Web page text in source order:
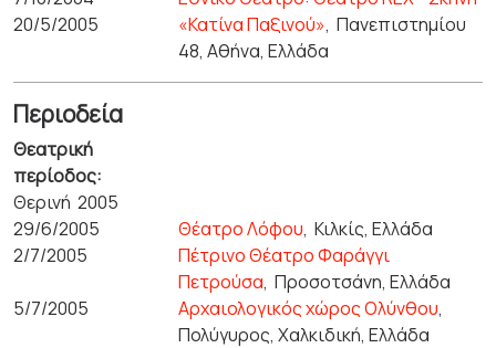
20/5/2005
«Κατίνα Παξινού»,Πανεπιστημίου
48, Αθήνα, Ελλάδα
Περιοδεία
Θεατρική
περίοδος:
Θερινή 2005
29/6/2005
Θέατρο Λόφου,Κιλκίς, Ελλάδα
2/7/2005
Πέτρινο Θέατρο Φαράγγι
Πετρούσα,Προσοτσάνη, Ελλάδα
5/7/2005
Αρχαιολογικός χώρος Ολύνθου,
Πολύγυρος, Χαλκιδική, Ελλάδα